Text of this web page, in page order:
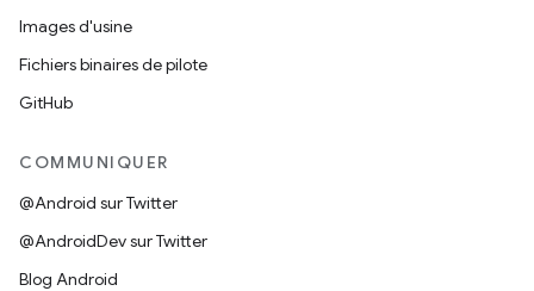
Images d'usine
Fichiers binaires de pilote
GitHub
COMMUNIQUER
@Android sur Twitter
@AndroidDev sur Twitter
Blog Android